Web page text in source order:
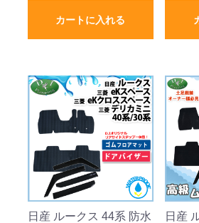
カートに入れる
日産 ルークス 44系 防水
日産